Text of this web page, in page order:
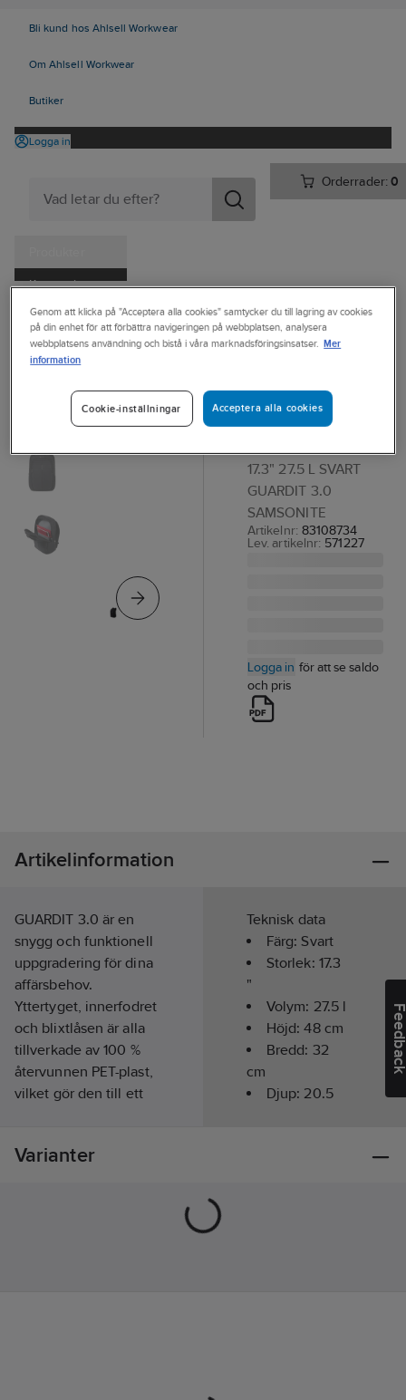
Bli kund hos Ahlsell Workwear
Om Ahlsell Workwear
Butiker
Logga in
Orderrader:0
Kampanjer
Tjänster
Kataloger
Ahlsell Produkter Vitvaror & Hemelektronik
Hemelektronik
Dator & kontor
Väskor
Datorryggsäck,
Guardit 3.0
17.3" 27.5 L SVART
GUARDIT 3.0
SAMSONITE
Artikelnr: 83108734
Lev. artikelnr: 571227
Logga in för att se saldo
och pris
Artikelinformation
GUARDIT 3.0 är en
snygg och funktionell
uppgradering för dina
affärsbehov.
Yttertyget, innerfodret
och blixtlåsen är alla
tillverkade av 100 %
återvunnen PET-plast,
vilket gör den till ett
ökad organisering
Teknisk data
Färg:Svart
Storlek: 17.3
"
Volym: 27.5l
Höjd:48cm
Bredd: 32
cm
Djup:20.5
Varianter
Genom att klicka på "Acceptera alla cookies" samtycker du till lagring av cookies
på din enhet för att förbättra navigeringen på webbplatsen, analysera
webbplatsens användning och bistå i våra marknadsföringsinsatser. Mer
information
Acceptera alla cookies
Cookie-inställningar